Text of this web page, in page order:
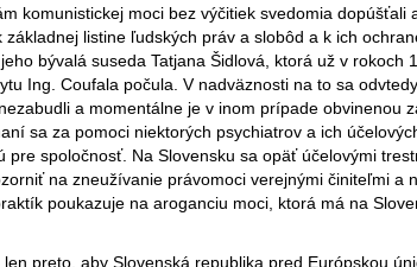
komunistickej moci bez výčitiek svedomia dopúšťali
listine ľudských práv a slobôd a k ich
bývalá suseda Tatjana Šidlová, ktorá už v rokoch
Ing. Coufala počula. V nadväznosti na to sa
a momentálne je v inom prípade obvinenou
sa za pomoci niektorých psychiatrov a ich
spoločnosť. Na Slovensku sa opäť účelovými
na zneužívanie právomoci verejnými činiteľmi a
poukazuje na aroganciu moci, ktorá má na
preto, aby Slovenská republika pred Európskou